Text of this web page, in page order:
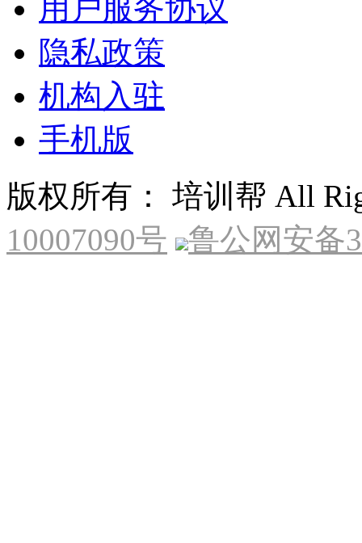
用户服务协议
隐私政策
机构入驻
手机版
版权所有： 培训帮 All
10007090号
鲁公网安备